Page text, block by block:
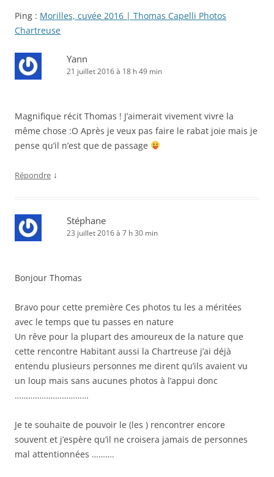
Ping : Morilles, cuvée 2016 | Thomas Capelli Photos
Chartreuse
Yann
21 juillet 2016 à 18 h 49 min
Magnifique récit Thomas ! J’aimerait vivement vivre la
même chose :O Après je veux pas faire le rabat joie mais je
pense qu’il n’est que de passage
Répondre ↓
Stéphane
23 juillet 2016 à 7 h 30 min
Bonjour Thomas
Bravo pour cette première Ces photos tu les a méritées
avec le temps que tu passes en nature
Un rêve pour la plupart des amoureux de la nature que
cette rencontre Habitant aussi la Chartreuse j’ai déjà
entendu plusieurs personnes me dirent qu’ils avaient vu
un loup mais sans aucunes photos à l’appui donc
……………………………
Je te souhaite de pouvoir le (les ) rencontrer encore
souvent et j’espère qu’il ne croisera jamais de personnes
mal attentionnées ……….